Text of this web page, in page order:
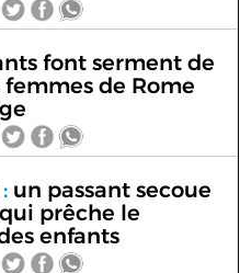
font serment de
de Rome
un passant secoue
prêche le
enfants